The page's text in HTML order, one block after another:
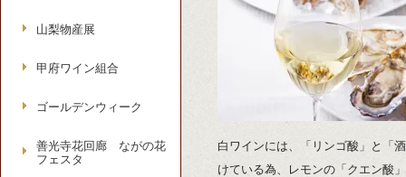
白ワインには、「リンゴ酸」と「
けている為、レモンの「クエン酸」
山梨物産展
甲府ワイン組合
ゴールデンウィーク
善光寺花回廊 ながの花
フェスタ